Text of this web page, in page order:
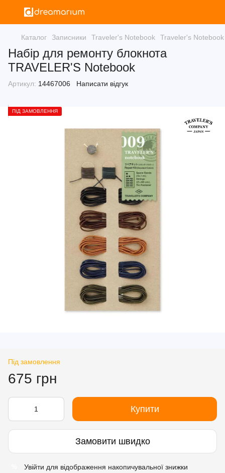
Каталог Записники Traveler's Notebook Traveler's
Набір для ремонту блокнота
TRAVELER'S Notebook
Артикул: 14467006 Написати відгук
ПІД ЗАМОВЛЕННЯ
Під замовлення
675 грн
Купити
Замовити швидко
Увійти для відображення накопичувальної знижки